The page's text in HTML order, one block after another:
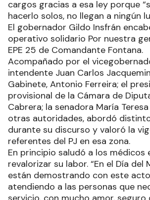
cargos gracias a esa ley porque
hacerlo solos, no llegan a ningún
El gobernador Gildo Insfrán
operativo solidario Por nuestra
EPE 25 de Comandante Fontana.
Acompañado por el
intendente Juan Carlos
Gabinete, Antonio Ferreira; el
provisional de la Cámara de
Cabrera; la senadora María
otras autoridades, abordó
durante su discurso y valoró la
referentes del PJ en esa zona.
En principio saludó a los médicos
revalorizar su labor. “En el Día del
están demostrando con este
atendiendo a las personas que